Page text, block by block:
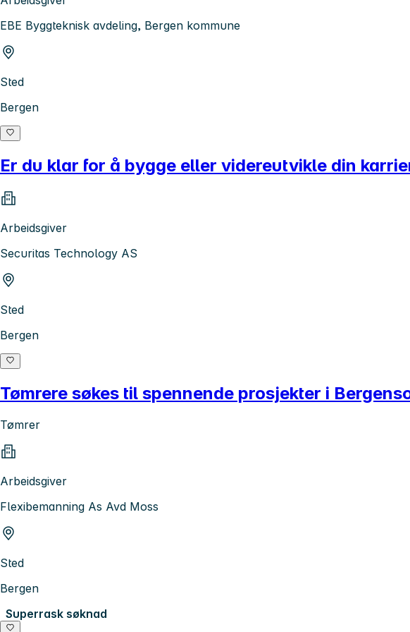
EBE Byggteknisk avdeling, Bergen kommune
Sted
Bergen
Er du klar for å bygge eller videreutvikle din
Arbeidsgiver
Securitas Technology AS
Sted
Bergen
Tømrere søkes til spennende prosjekter i
Tømrer
Arbeidsgiver
Flexibemanning As Avd Moss
Sted
Bergen
Superrask søknad